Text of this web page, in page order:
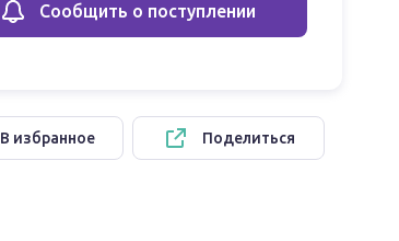
Сообщить о поступлении
В избранное Поделиться